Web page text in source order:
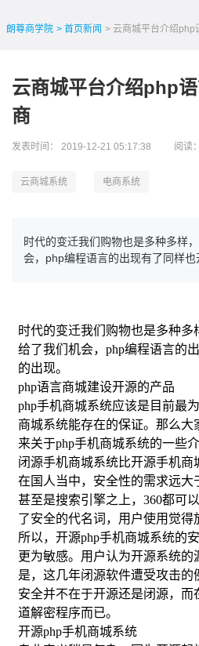
朗尊商学院 > 首页新闻 > 云商城平台介绍php
云商城平台介绍php
商
发表时间： 2019-12-21 05:17:38 阅读
云商城系统 电商系统
时代的变迁我们购物也是多种多样
会，php编程语言的出现有了同样